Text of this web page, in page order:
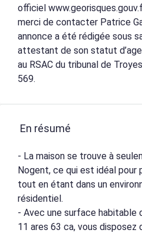
officiel
merci de contacter Patrice
annonce a été rédigée sous
attestant de son statut
au RSAC du tribunal de
569.
En résumé
- La maison se trouve à
Nogent, ce qui est idéal
tout en étant dans un
résidentiel.
- Avec une surface habitable
11 ares 63 ca, vous disposez